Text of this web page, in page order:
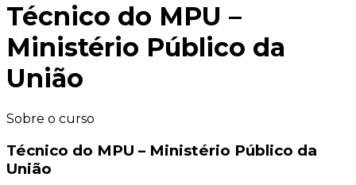
Técnico do MPU –
Ministério Público da
União
Sobre o curso
Técnico do MPU – Ministério Público da
União